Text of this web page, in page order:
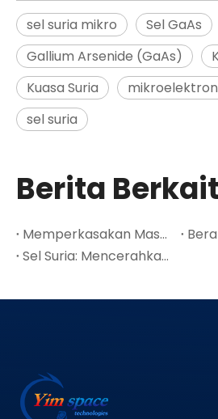
sel suria mikro
Sel GaAs
Gallium Arsenide (GaAs)
Kuasa Suria
sel suria
Berita
Memperkasakan Masa Depan Penerokaan Angkasa Lepas
Sel Suria: Mencerahkan Masa Depan Dan Memacu Enjin Ekonomi Baharu